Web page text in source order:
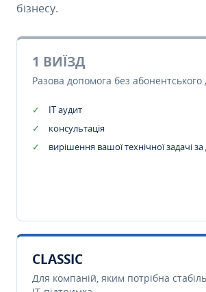
бізнесу.
1 ВИЇЗД
Разова допомога без абонентського
IT аудит
консультація
вирішення вашої технічної задачі
CLASSIC
Для компаній, яким потрібна